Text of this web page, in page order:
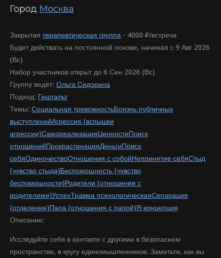
Город Москва
Закрытая терапевтическая группа - 4000 ₽/встреча
Будет действать на постоянной основе, начиная с 9 Авг 2026
(Вс)
Набор участников открыт до 6 Сен 2026 (Вс)
Группу ведёт: Ольга Сидорина
Подход: Гештальт
Темы: Социальная тревожностьБоязнь публичных
выступленийАгрессия (вспышки
агрессии)СамореализацияЦенностиПоиск
отношенийПрокрастинацияДеньгиПоиск
себяОдиночествоОтношения с собойНепринятие себяСтыд
(чувство стыда)Беспомощность (чувство
беспомощности)Родители (отношения с
родителями)УспехТравма психологическаяСепарация
(отделение)Папа (отношения с папой)Я-концепция
Описание:
Исследуйте себя в контакте с другими в безопасном
пространстве, в кругу единомышленников. Заметьте, как вы